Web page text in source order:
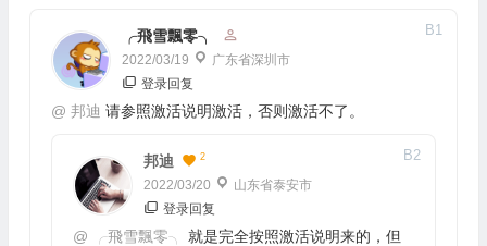
╭飛雪飄零╮
2022/03/19 广东省深圳市
B1
登录回复
@ 邦迪 请参照激活说明激活，否则激活不了。
邦迪 2
2022/03/20 山东省泰安市
B2
登录回复
@ ╭飛雪飄零╮
就是完全按照激活说明来的，但